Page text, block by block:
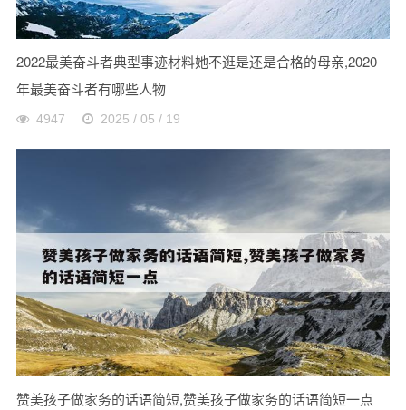
2022最美奋斗者典型事迹材料她不逛是还是合格的母亲,2020
年最美奋斗者有哪些人物
4947 2025 / 05 / 19
赞美孩子做家务的话语简短,赞美孩子做家务的话语简短一点